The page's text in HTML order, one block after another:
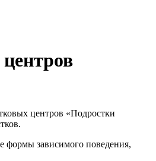
центров «Подростки
формы зависимого поведения,